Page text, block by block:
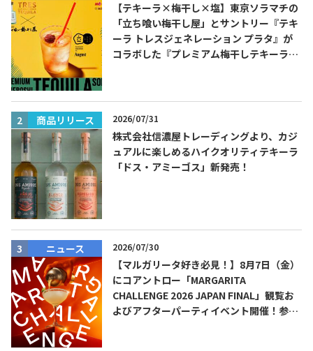
Tequila Journal SNS
【テキーラ×梅干し×塩】東京ソラマチの
「立ち喰い梅干し屋」とサントリー『テキ
ーラ トレスジェネレーション プラタ』が
コラボした『プレミアム梅干しテキーラソ
商品リリース 2026/07/31
株式会社信濃屋トレーディングより、カジ
ュアルに楽しめるハイクオリティテキーラ
「ドス・アミーゴス」新発売！
ニュース 2026/07/30
【マルガリータ好き必見！】8月7日（金）
にコアントロー「MARGARITA
CHALLENGE 2026 JAPAN FINAL」観覧お
よびアフターパーティイベント開催！参加